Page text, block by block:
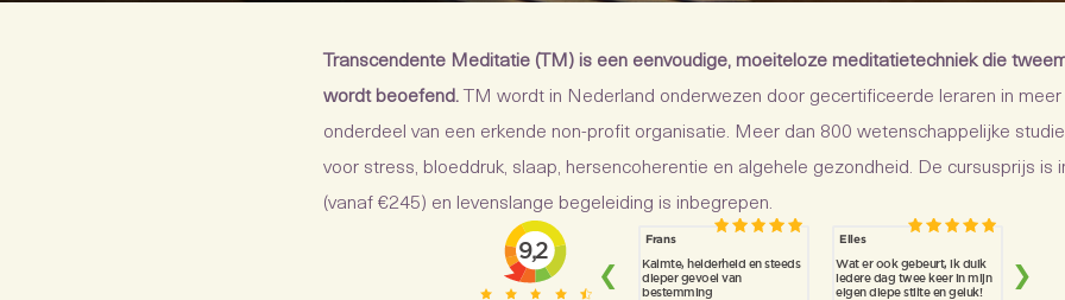
Transcendente Meditatie (TM) is een eenvoudige, moeiteloze meditatietechniek die
wordt beoefend.TM wordt in Nederland onderwezen door gecertificeerde leraren in
onderdeel van een erkende non-profit organisatie. Meer dan 800 wetenschappelijke
voor stress, bloeddruk, slaap, hersencoherentie en algehele gezondheid. De cursusprijs is
(vanaf €245) en levenslange begeleiding is inbegrepen.